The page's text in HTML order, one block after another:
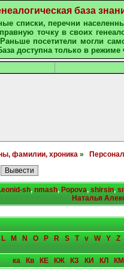
база
списки, перечни
точку в своих
посетители могли
доступна только в режиме
фамилии, хроника»
sh, nmash, Popova, shirsin,
Наталья
L M N O P R S T v W Y Z
ка
Кв КЕ КЖ КЗ КИ КЛ КМ